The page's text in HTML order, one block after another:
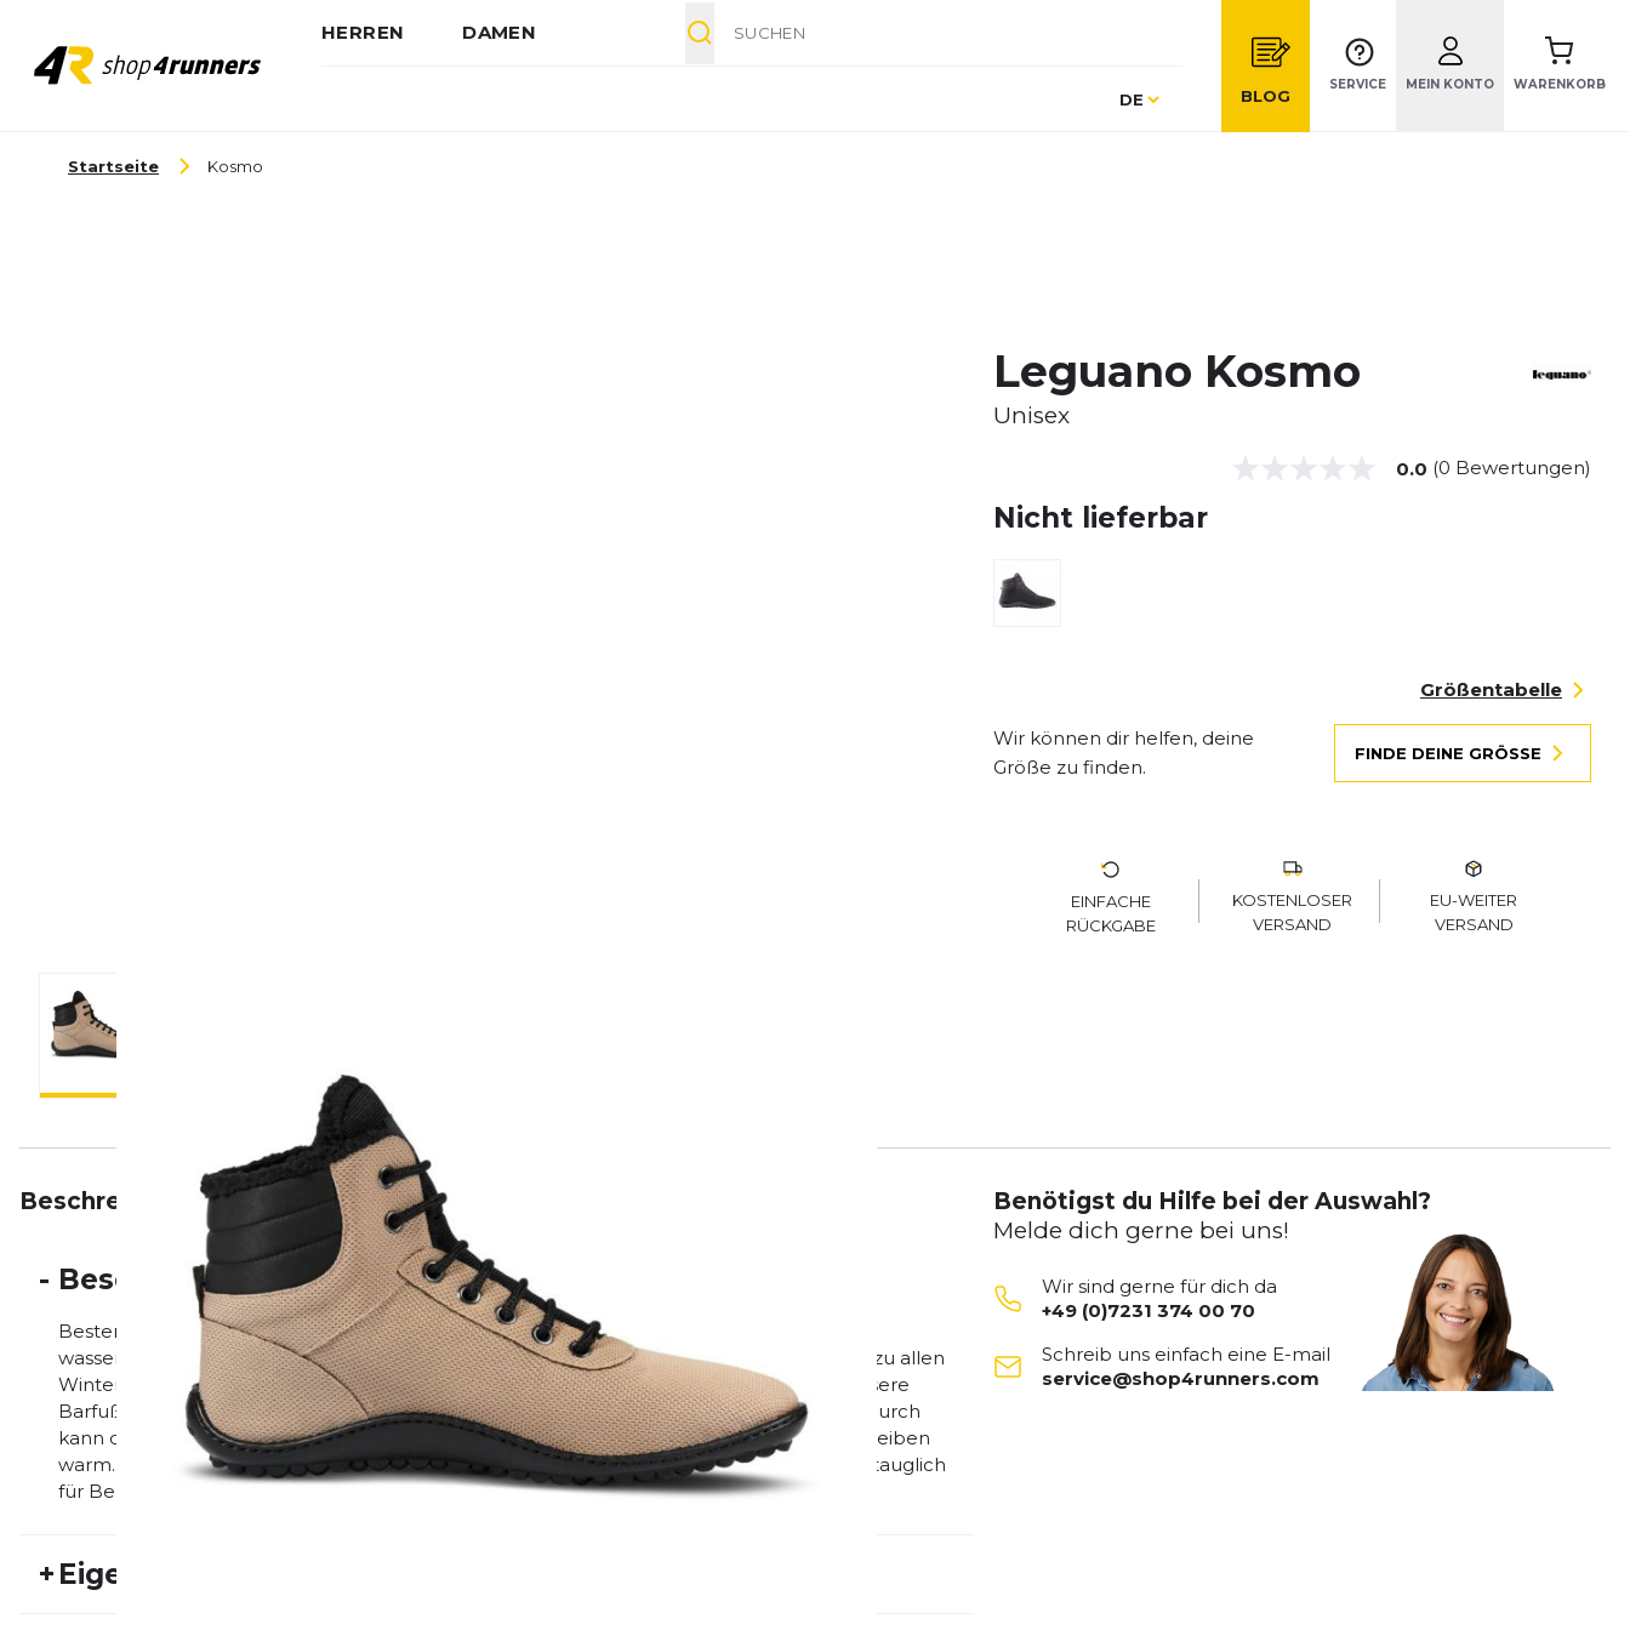
HERREN DAMEN
Sprache
DE BLOG
SERVICE MEIN KONTO WARENKORB
Startseite Kosmo
Leguano Kosmo
Unisex
0.0 (0 Bewertungen)
Nicht lieferbar
Größentabelle
Wir können dir helfen, deine
Größe zu finden.
FINDE DEINE GRÖSSE
EINFACHE
RÜCKGABE
KOSTENLOSER
VERSAND
EU-WEITER
VERSAND
Beschreibung EigenschaftenBewertungen
- Beschreibung
Bestens gerüstet für die kalte Jahreszeit Dieser Barfuß-Schnürstiefel ist warm gefüttert,
wasserabweisend, gut imprägnierbar und vegan! Unser ultrabequemer Allrounder passt zu allen
Winteroutfits. Die LIFOLIT®-Sohle sorgt auch bei Schnee und Glätte für idealen Halt. Unsere
Barfußschuhe bieten extrem viel Bewegungsfreiheit und sehr guten Bodenkontakt. Dadurch
kann die Fußmuskulatur ideal arbeiten, die Durchblutung wird angeregt und die Füße bleiben
warm. Was den leguano kosmo ausmacht: - Made in Germany - vegan - Unisex-Modell - tauglich
für Beruf, Freizeit & Alltag - wärmendes Innenfutter - ultraflexibel - federleicht
+ Eigenschaften
Benötigst du Hilfe bei der Auswahl?
Melde dich gerne bei uns!
Wir sind gerne für dich da
+49 (0)7231 374 00 70
Schreib uns einfach eine E-mail
service@shop4runners.com